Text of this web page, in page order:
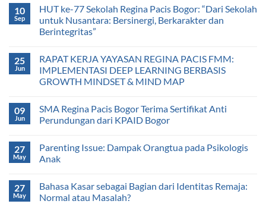
10
Sep
HUT ke-77 Sekolah Regina Pacis Bogor: “Dari Sekolah
untuk Nusantara: Bersinergi, Berkarakter dan
Berintegritas”
25
Jun
RAPAT KERJA YAYASAN REGINA PACIS FMM:
IMPLEMENTASI DEEP LEARNING BERBASIS
GROWTH MINDSET & MIND MAP
09
Jun
SMA Regina Pacis Bogor Terima Sertifikat Anti
Perundungan dari KPAID Bogor
27
May
Parenting Issue: Dampak Orangtua pada Psikologis
Anak
27
May
Bahasa Kasar sebagai Bagian dari Identitas Remaja:
Normal atau Masalah?